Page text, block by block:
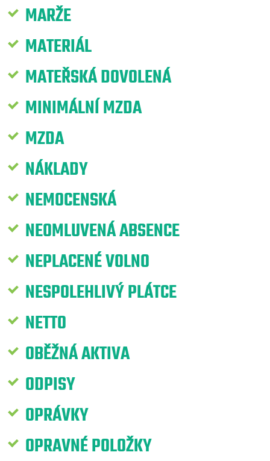
MARŽE
MATERIÁL
MATEŘSKÁ DOVOLENÁ
MINIMÁLNÍ MZDA
MZDA
NÁKLADY
NEMOCENSKÁ
NEOMLUVENÁ ABSENCE
NEPLACENÉ VOLNO
NESPOLEHLIVÝ PLÁTCE
NETTO
OBĚŽNÁ AKTIVA
ODPISY
OPRÁVKY
OPRAVNÉ POLOŽKY